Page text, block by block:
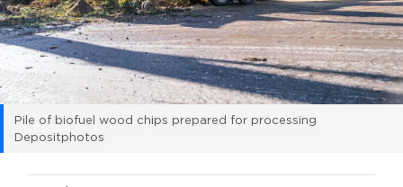
Pile of biofuel wood chips prepared for processing
Depositphotos